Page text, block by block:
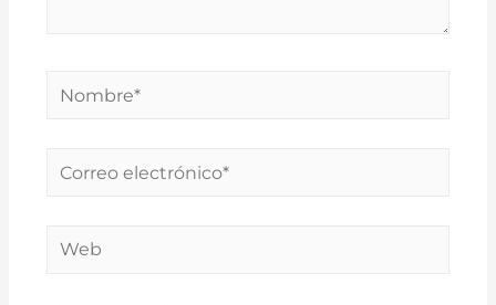
Nombre*
Correo
Web